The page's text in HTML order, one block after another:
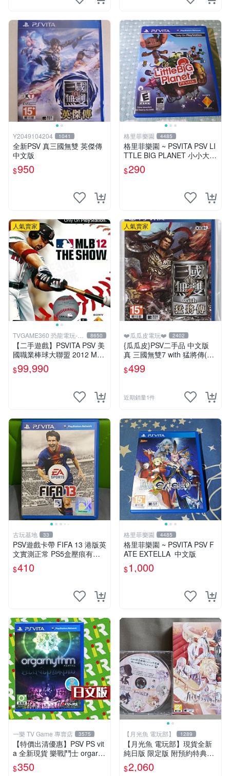
Y2049104204 1041
全新PSV 真三國無雙 英傑傳
中文版
$950
格里菲樂園 4485
格里菲樂園 ~ PSVITA PSV LI
TTLE BIG PLANET 小小大星
球 美版
$290
人氣賣家
TVGAME360 恐龍電玩-台
中店
8650
【二手遊戲】PSVITA PSV 美
國職業棒球大聯盟 2012 MLB
THE SHOW 12 英文版 【台
中恐龍電玩】
$99,990
人氣賣家
❤️瓜瓜皮電玩❤️ 2402
{瓜瓜皮}PSV二手品 中文版
真 三國無雙7 with 猛將傳(遊
戲都能回收)
$499
近期銷量1件
古玩基地 33
PSV遊戲卡帶 FIFA 13 港版英
文實測正常 PS5盒壓痕有圖
可驗收 FIFA 13 PSV 港版 游
玩無問題 PSV FIFA 13 港版
$410
格里菲樂園 4485
格里菲樂園 ~ PSVITA PSV F
ATE EXTELLA 中文版
$1,000
一樂 TV Game 專賣店 3575
【特價出清優惠】PSV PS vit
a 全新現貨 樂戰鬥士 orgarhy
thm 亞日版 日文版【一樂電
玩】
$350
【月光魚 電玩部】 1289
【月光魚 電玩部】現貨全新
純日版 限定版 附預約特典CD
PSV 海利肯施塔特之歌 限定
版 純日版
$2,060